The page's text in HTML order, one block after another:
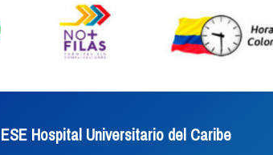
ESE Hospital Universitario del Caribe